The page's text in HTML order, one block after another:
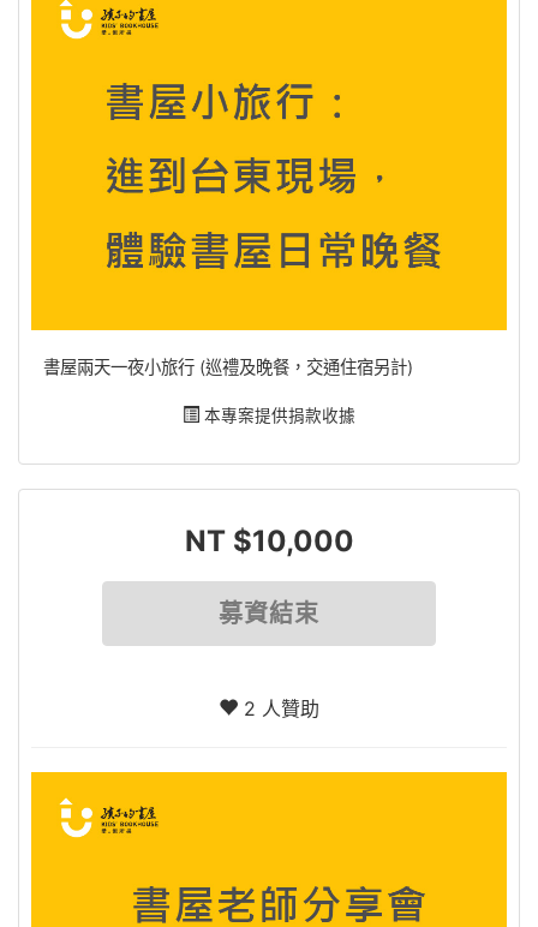
書屋兩天一夜小旅行 (巡禮及晚餐，交通住宿另計)
本專案提供捐款收據
NT $10,000
募資結束
2 人贊助